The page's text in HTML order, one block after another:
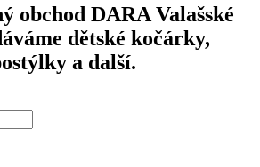
obchod DARA Valašské
dětské kočárky,
a další.